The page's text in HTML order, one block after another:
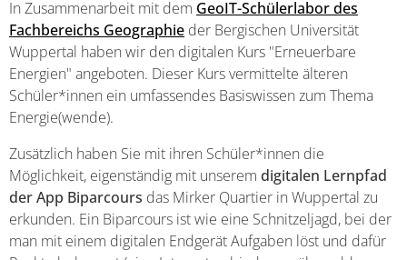
In Zusammenarbeit mit dem GeoIT-Schülerlabor des
Fachbereichs Geographie der Bergischen Universität
Wuppertal haben wir den digitalen Kurs "Erneuerbare
Energien" angeboten. Dieser Kurs vermittelte älteren
Schüler*innen ein umfassendes Basiswissen zum Thema
Energie(wende).
Zusätzlich haben Sie mit ihren Schüler*innen die
Möglichkeit, eigenständig mit unserem digitalen Lernpfad
der App Biparcours das Mirker Quartier in Wuppertal zu
erkunden. Ein Biparcours ist wie eine Schnitzeljagd, bei der
man mit einem digitalen Endgerät Aufgaben löst und dafür